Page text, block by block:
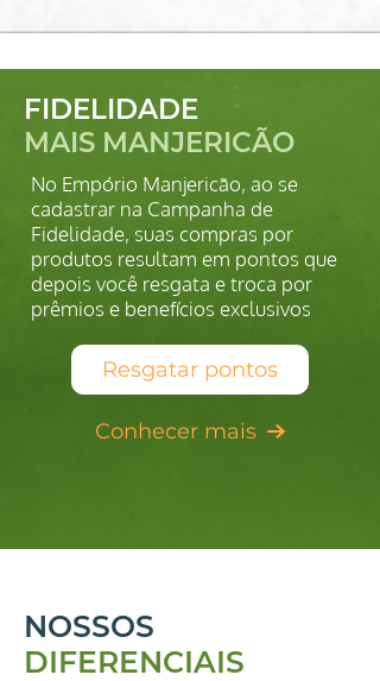
FIDELIDADE
MAIS MANJERICÃO
No Empório Manjericão, ao se
cadastrar na Campanha de
Fidelidade, suas compras por
produtos resultam em pontos que
depois você resgata e troca por
prêmios e benefícios exclusivos
Resgatar pontos
Conhecer mais
NOSSOS
DIFERENCIAIS